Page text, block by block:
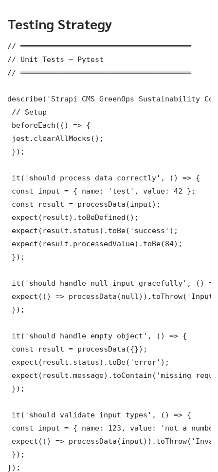
Testing Strategy
// ═══════════════════════════════════════
// Unit Tests — Pytest
// ═══════════════════════════════════════
describe('Strapi CMS GreenOps Sustainability
// Setup
beforeEach(() => {
jest.clearAllMocks();
});
it('should process data correctly', () => {
const input = { name: 'test', value: 42 };
const result = processData(input);
expect(result).toBeDefined();
expect(result.status).toBe('success');
expect(result.processedValue).toBe(84);
});
it('should handle null input gracefully', ()
expect(() =>
});
it('should handle empty object', () => {
const result = processData({});
expect(result.status).toBe('error');
expect(result.message).toContain('missing
});
it('should validate input types', () => {
const input = { name: 123, value: 'not a
expect(() =>
});
});